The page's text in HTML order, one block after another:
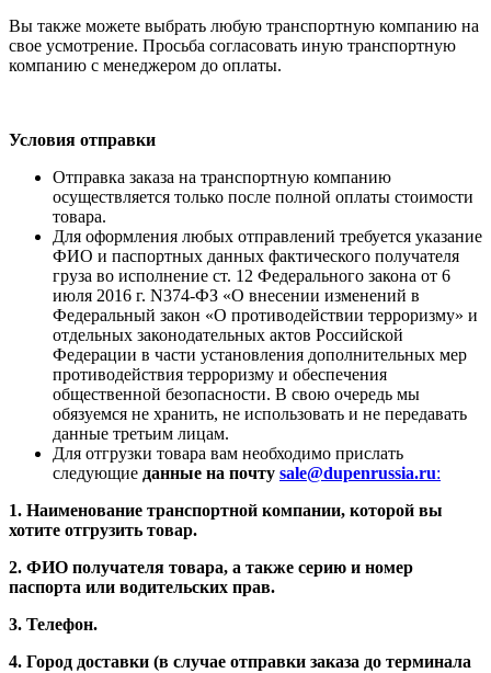
Вы также можете выбрать любую транспортную компанию на
свое усмотрение. Просьба согласовать иную транспортную
компанию с менеджером до оплаты.
Условия отправки
Отправка заказа на транспортную компанию
осуществляется только после полной оплаты стоимости
товара.
Для оформления любых отправлений требуется указание
ФИО и паспортных данных фактического получателя
груза во исполнение ст. 12 Федерального закона от 6
июля 2016 г. N374-ФЗ «О внесении изменений в
Федеральный закон «О противодействии терроризму» и
отдельных законодательных актов Российской
Федерации в части установления дополнительных мер
противодействия терроризму и обеспечения
общественной безопасности. В свою очередь мы
обязуемся не хранить, не использовать и не передавать
данные третьим лицам.
Для отгрузки товара вам необходимо прислать
следующие данные на почту sale@dupenrussia.ru:
1. Наименование транспортной компании, которой вы
хотите отгрузить товар.
2. ФИО получателя товара, а также серию и номер
паспорта или водительских прав.
3. Телефон.
4. Город доставки (в случае отправки заказа до терминала